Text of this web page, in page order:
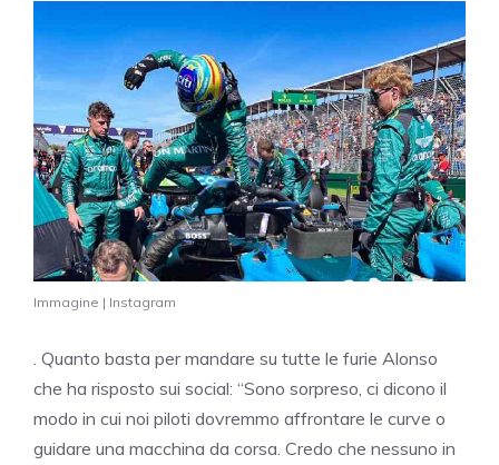
Immagine | Instagram
. Quanto basta per mandare su tutte le furie Alonso
che ha risposto sui social: “Sono sorpreso, ci dicono il
modo in cui noi piloti dovremmo affrontare le curve o
guidare una macchina da corsa. Credo che nessuno in